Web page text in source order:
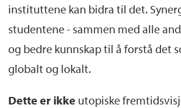
instituttene kan bidra til det.
studentene - sammen med alle
og bedre kunnskap til å forstå det
globalt og lokalt.
Dette er ikke utopiske